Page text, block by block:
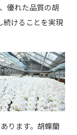
優れた品質の胡
続けることを実現
ります。胡蝶蘭